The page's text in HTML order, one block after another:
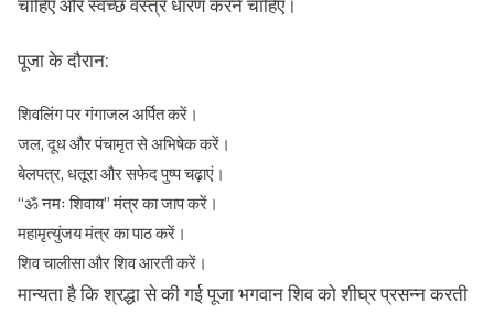
चाहिए और स्वच्छ वस्त्र धारण करने चाहिए।
पूजा के दौरान:
शिवलिंग पर गंगाजल अर्पित करें।
जल, दूध और पंचामृत से अभिषेक करें।
बेलपत्र, धतूरा और सफेद पुष्प चढ़ाएं।
“ॐ नमः शिवाय” मंत्र का जाप करें।
महामृत्युंजय मंत्र का पाठ करें।
शिव चालीसा और शिव आरती करें।
मान्यता है कि श्रद्धा से की गई पूजा भगवान शिव को शीघ्र प्रसन्न करती